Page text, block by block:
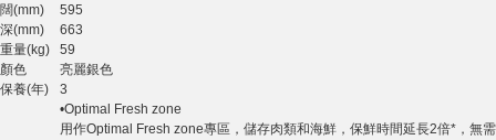
闊(mm)
595
深(mm)
663
重量(kg)
59
顏色
亮麗銀色
保養(年)
3
•Optimal Fresh zone
用作Optimal Fresh zone專區，儲存肉類和海鮮，保鮮時間延長2倍*，無需